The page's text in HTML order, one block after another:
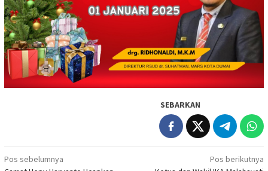
SEBARKAN
Navigasi
Pos sebelumnya
Pos berikutnya